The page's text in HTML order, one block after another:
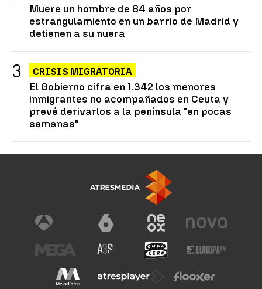
Muere un hombre de 84 años por
estrangulamiento en un barrio de Madrid y
detienen a su nuera
CRISIS MIGRATORIA
El Gobierno cifra en 1.342 los menores
inmigrantes no acompañados en Ceuta y
prevé derivarlos a la península "en pocas
semanas"